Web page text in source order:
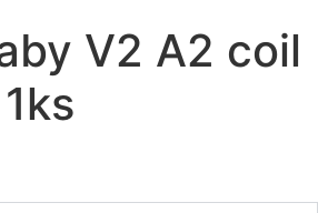
V2 A2 coil